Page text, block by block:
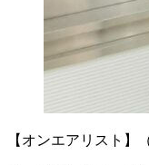
【オンエアリスト】